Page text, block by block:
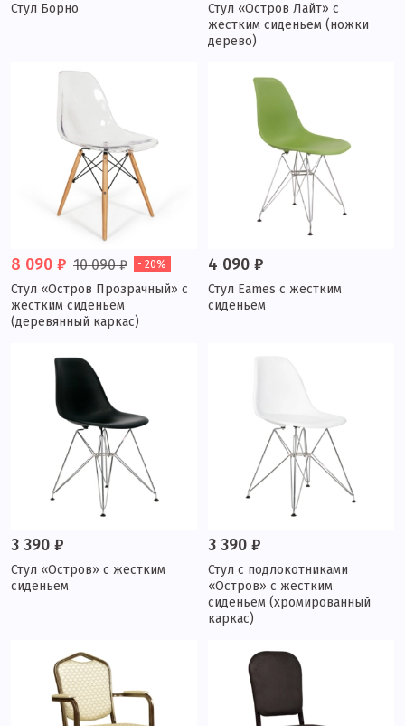
Стул Борно
Стул «Остров Лайт» с
жестким сиденьем (ножки
дерево)
8 090 ₽ 10 090 ₽ - 20%
Стул «Остров Прозрачный» с
жестким сиденьем
(деревянный каркас)
4 090 ₽
Стул Eames с жестким
сиденьем
3 390 ₽
Стул «Остров» с жестким
сиденьем
3 390 ₽
Стул с подлокотниками
«Остров» с жестким
сиденьем (хромированный
каркас)